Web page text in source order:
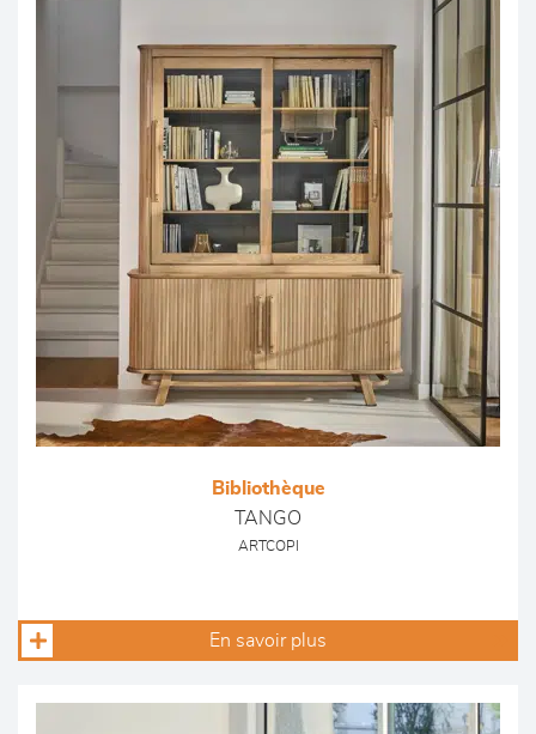
Bibliothèque
TANGO
ARTCOPI
En savoir plus